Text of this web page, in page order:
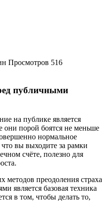
Просмотров 516
публичными
на публике является
они порой боятся не меньше
нормальное
вы выходите за рамки
счёте, полезно для
преодоления страха
является базовая техника
в том, чтобы делать то,